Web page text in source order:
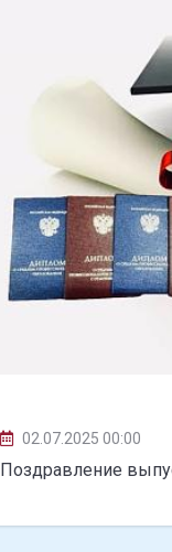
02.07.2025 00:00
Поздравление